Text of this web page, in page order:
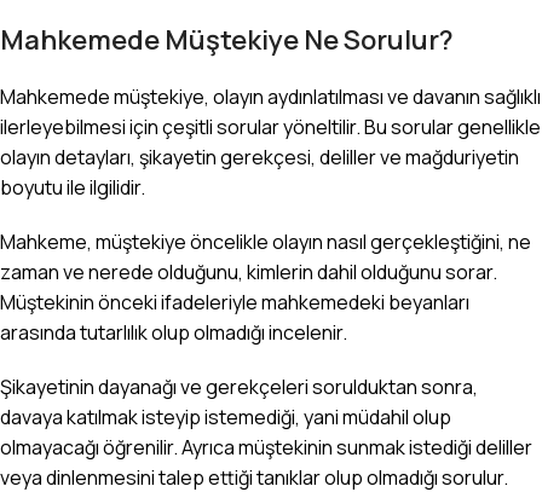
Mahkemede Müştekiye Ne Sorulur?
Mahkemede müştekiye, olayın aydınlatılması ve davanın sağlıklı
ilerleyebilmesi için çeşitli sorular yöneltilir. Bu sorular genellikle
olayın detayları, şikayetin gerekçesi, deliller ve mağduriyetin
boyutu ile ilgilidir.
Mahkeme, müştekiye öncelikle olayın nasıl gerçekleştiğini, ne
zaman ve nerede olduğunu, kimlerin dahil olduğunu sorar.
Müştekinin önceki ifadeleriyle mahkemedeki beyanları
arasında tutarlılık olup olmadığı incelenir.
Şikayetinin dayanağı ve gerekçeleri sorulduktan sonra,
davaya katılmak isteyip istemediği, yani müdahil olup
olmayacağı öğrenilir. Ayrıca müştekinin sunmak istediği deliller
veya dinlenmesini talep ettiği tanıklar olup olmadığı sorulur.